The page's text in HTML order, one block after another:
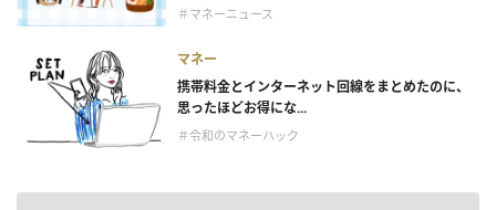
＃マネーニュース
マネー
携帯料金とインターネット回線をまとめたのに、
思ったほどお得にな...
＃令和のマネーハック